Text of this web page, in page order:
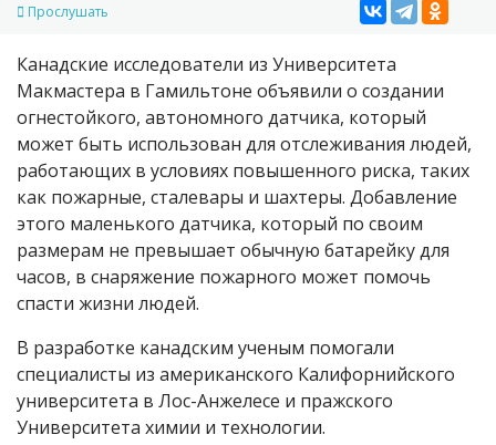
Прослушать
Канадские исследователи из Университета
Макмастера в Гамильтоне объявили о создании
огнестойкого, автономного датчика, который
может быть использован для отслеживания людей,
работающих в условиях повышенного риска, таких
как пожарные, сталевары и шахтеры. Добавление
этого маленького датчика, который по своим
размерам не превышает обычную батарейку для
часов, в снаряжение пожарного может помочь
спасти жизни людей.
В разработке канадским ученым помогали
специалисты из американского Калифорнийского
университета в Лос-Анжелесе и пражского
Университета химии и технологии.